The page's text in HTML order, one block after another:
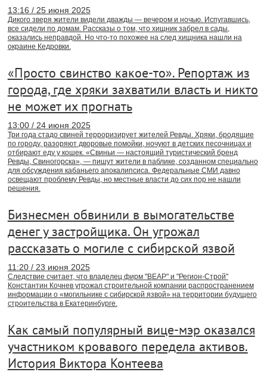
13:16 / 25 июня 2025
Дикого зверя жители видели дважды — вечером и ночью. Испугавшись,
все сидели по домам. Рассказы о том, что хищник забрел в сады,
оказались неправдой. Но что-то похожее на след хищника нашли на
окраине Кедровки.
«Просто свинство какое-то». Репортаж из
города, где хряки захватили власть и никто
не может их прогнать
13:00 / 24 июня 2025
Три года стадо свиней терроризирует жителей Ревды. Хряки, бродящие
по городу, разоряют дворовые помойки, ночуют в детских песочницах и
отбирают еду у кошек. «Свиньи — настоящий туристический бренд
Ревды, Свиногорска», — пишут жители в паблике, созданном специально
для обсуждения кабаньего апокалипсиса. Федеральные СМИ давно
освещают проблему Ревды, но местные власти до сих пор не нашли
решения.
Бизнесмен обвинили в вымогательстве
денег у застройщика. Он угрожал
рассказать о могиле с сибирской язвой
11:20 / 23 июня 2025
Следствие считает, что владелец фирм "ВЕАР" и "Регион-Строй"
Константин Кочнев угрожал строительной компании распространением
информации о «могильнике с сибирской язвой» на территории будущего
строительства в Екатеринбурге.
Как самый популярный вице-мэр оказался
участником кровавого передела активов.
История Виктора Контеева